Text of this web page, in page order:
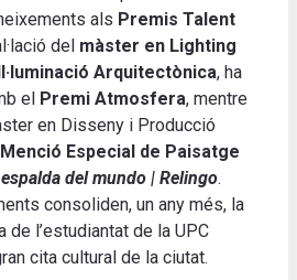
als Premis Talent
del màster en Lighting
Arquitectònica, ha
el
Premi Atmosfera, mentre
en Disseny i Producció
Menció Especial de Paisatge
del mundo | Relingo.
consoliden, un any més, la
de l’estudiantat de la UPC
cita cultural de la ciutat.